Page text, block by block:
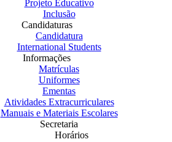
Projeto Educativo
Inclusão
Candidaturas
Candidatura
International Students
Informações
Matrículas
Uniformes
Ementas
Atividades Extracurriculares
Manuais e Materiais Escolares
Secretaria
Horários